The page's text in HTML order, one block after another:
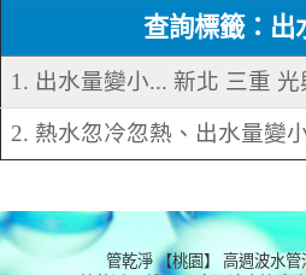
查詢標籤：出
1. 出水量變小... 新北 三重
2. 熱水忽冷忽熱、出水量變
管乾淨 【桃園】 高週波水管